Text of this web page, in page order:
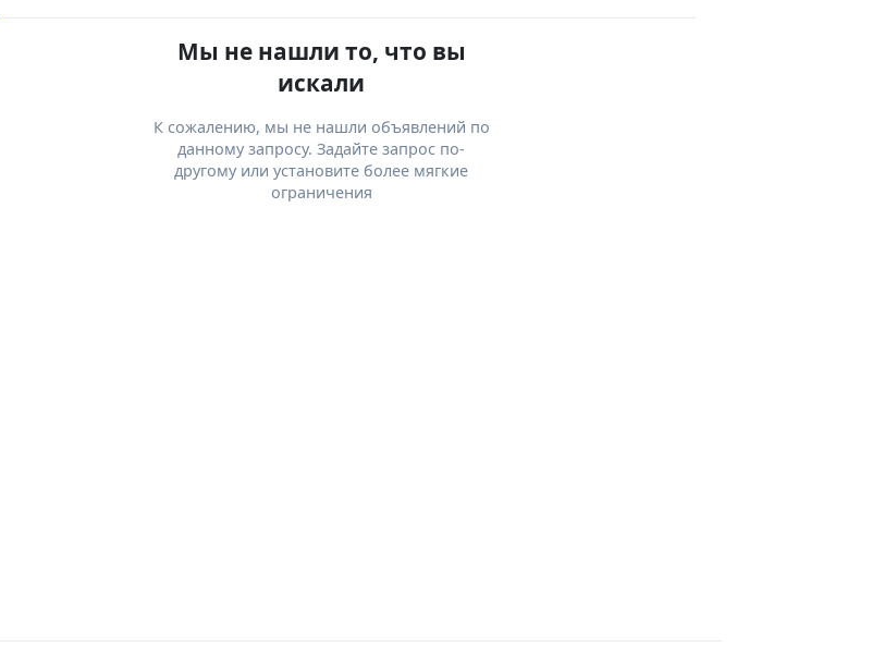
Мы не нашли то, что вы
искали
К сожалению, мы не нашли объявлений по
данному запросу. Задайте запрос по-
другому или установите более мягкие
ограничения